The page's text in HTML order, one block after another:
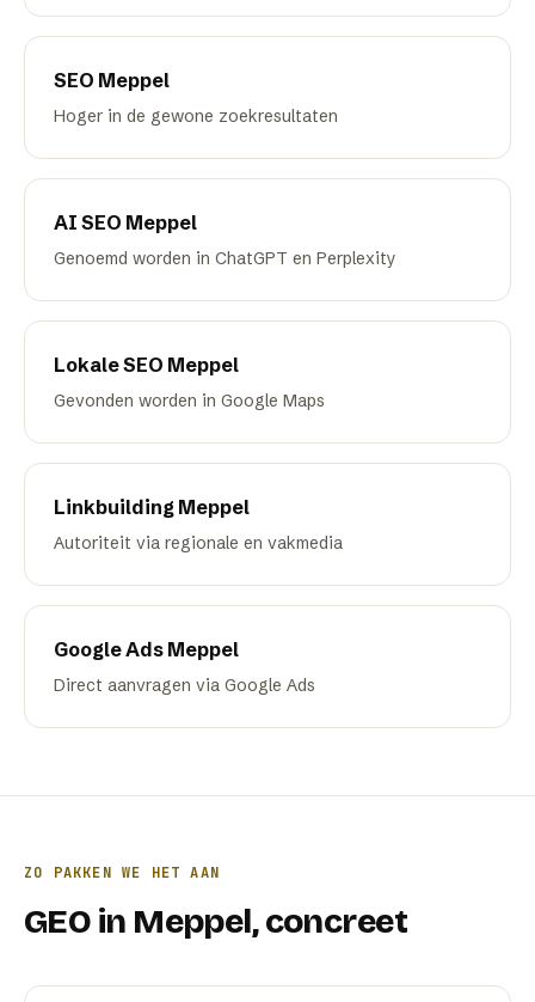
SEO Meppel
Hoger in de gewone zoekresultaten
AI SEO Meppel
Genoemd worden in ChatGPT en Perplexity
Lokale SEO Meppel
Gevonden worden in Google Maps
Linkbuilding Meppel
Autoriteit via regionale en vakmedia
Google Ads Meppel
Direct aanvragen via Google Ads
ZO PAKKEN WE HET AAN
GEO in Meppel, concreet